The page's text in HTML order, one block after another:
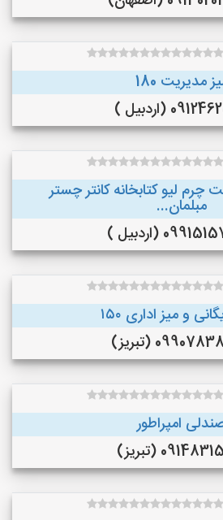
مدیریت 180
(اردبیل )
لیو کتابخانه کانتر چستر
مبلمان...
(اردبیل )
و میز اداری ۱۵۰
(تبریز)
امپراطور
(تبریز)